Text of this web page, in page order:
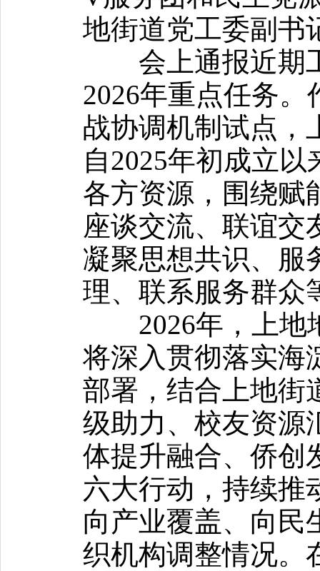
地街道党工委副书
会上通报近期
2026年重点任务
战协调机制试点，
自2025年初成立
各方资源，围绕赋
座谈交流、联谊交
凝聚思想共识、服
理、联系服务群众
2026年，上地
将深入贯彻落实海
部署，结合上地街
级助力、校友资源
体提升融合、侨创
六大行动，持续推
向产业覆盖、向民
织机构调整情况。